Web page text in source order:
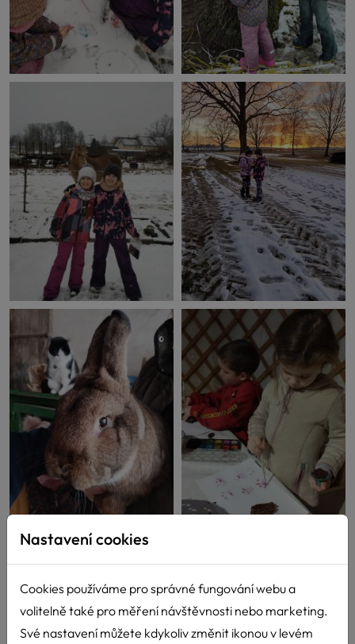
Nastavení cookies
Cookies používáme pro správné fungování webu a
volitelně také pro měření návštěvnosti nebo marketing.
Své nastavení můžete kdykoliv změnit ikonou v levém